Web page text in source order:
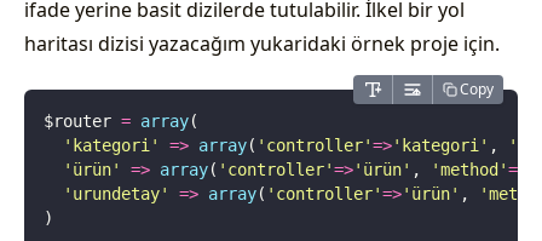
ifade yerine basit dizilerde tutulabilir. İlkel bir yol
haritası dizisi yazacağım yukaridaki örnek proje için.
Copy
$router = array(
  '
kategori ' => array( ' controller'=>' kategori ' , '
  '
ürün' => array( ' controller'=>' ürün' , 'method '=>
  '
urundetay' => array( ' controller'=>' ürün' , '
)